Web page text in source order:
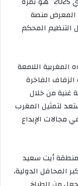
المعرض منصة
المحكم
اللامعة
الفاخرة
غنية من خلال
لتمثيل المغرب
مجالات الإبداع
منطقة أيت سعيد
الدولية،